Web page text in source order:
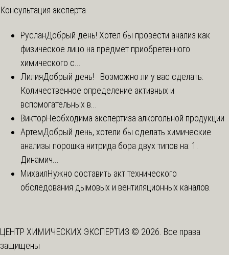
Консультация эксперта
РусланДобрый день! Хотел бы провести анализ как
физическое лицо на предмет приобретенного
химического с...
ЛилияДобрый день! Возможно ли у вас сделать:
Количественное определение активных и
вспомогательных в...
ВикторНеобходима экспертиза алкогольной продукции
АртемДобрый день, хотели бы сделать химические
анализы порошка нитрида бора двух типов на: 1.
Динамич...
МихаилНужно составить акт технического
обследования дымовых и вентиляционных каналов.
ЦЕНТР ХИМИЧЕСКИХ ЭКСПЕРТИЗ © 2026. Все права
защищены